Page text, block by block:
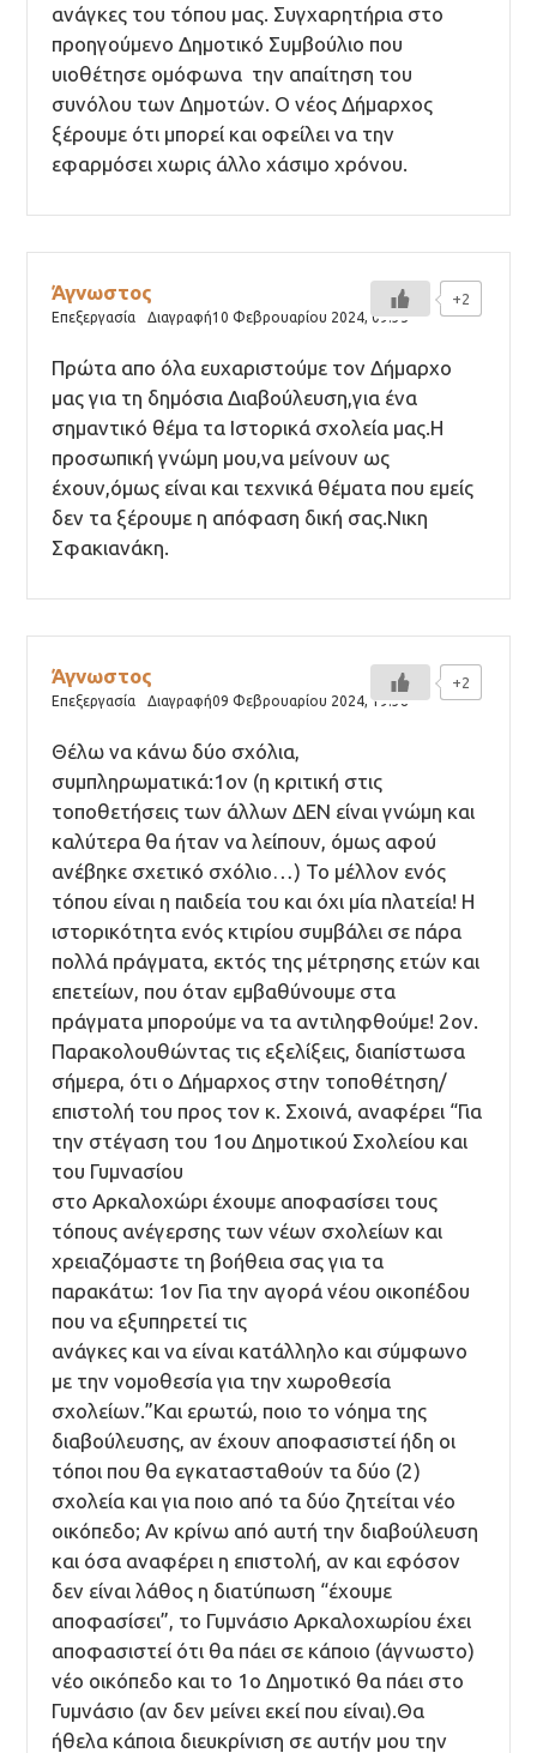
ανάγκες του τόπου μας. Συγχαρητήρια στο
προηγούμενο Δημοτικό Συμβούλιο που
υιοθέτησε ομόφωνα την απαίτηση του
συνόλου των Δημοτών. Ο νέος Δήμαρχος
ξέρουμε ότι μπορεί και οφείλει να την
εφαρμόσει χωρις άλλο χάσιμο χρόνου.
Άγνωστος
Επεξεργασία Διαγραφή10 Φεβρουαρίου 2024,09:35
Πρώτα απο όλα ευχαριστούμε τον Δήμαρχο
μας για τη δημόσια Διαβούλευση,για ένα
σημαντικό θέμα τα Ιστορικά σχολεία μας.Η
προσωπική γνώμη μου,να μείνουν ως
έχουν,όμως είναι και τεχνικά θέματα που εμείς
δεν τα ξέρουμε η απόφαση δική σας.Νικη
Σφακιανάκη.
+2
Άγνωστος
Επεξεργασία Διαγραφή09 Φεβρουαρίου 2024,19:38
Θέλω να κάνω δύο σχόλια,
συμπληρωματικά:1ον (η κριτική στις
τοποθετήσεις των άλλων ΔΕΝ είναι γνώμη και
καλύτερα θα ήταν να λείπουν, όμως αφού
ανέβηκε σχετικό σχόλιο…) Το μέλλον ενός
τόπου είναι η παιδεία του και όχι μία πλατεία! Η
ιστορικότητα ενός κτιρίου συμβάλει σε πάρα
πολλά πράγματα, εκτός της μέτρησης ετών και
επετείων, που όταν εμβαθύνουμε στα
πράγματα μπορούμε να τα αντιληφθούμε! 2ον.
Παρακολουθώντας τις εξελίξεις, διαπίστωσα
σήμερα, ότι ο Δήμαρχος στην τοποθέτηση/
επιστολή του προς τον κ. Σχοινά, αναφέρει “Για
την στέγαση του 1ου Δημοτικού Σχολείου και
του Γυμνασίου
στο Αρκαλοχώρι έχουμε αποφασίσει τους
τόπους ανέγερσης των νέων σχολείων και
χρειαζόμαστε τη βοήθεια σας για τα
παρακάτω: 1ον Για την αγορά νέου οικοπέδου
που να εξυπηρετεί τις
ανάγκες και να είναι κατάλληλο και σύμφωνο
με την νομοθεσία για την χωροθεσία
σχολείων.”Και ερωτώ, ποιο το νόημα της
διαβούλευσης, αν έχουν αποφασιστεί ήδη οι
τόποι που θα εγκατασταθούν τα δύο (2)
σχολεία και για ποιο από τα δύο ζητείται νέο
οικόπεδο; Αν κρίνω από αυτή την διαβούλευση
και όσα αναφέρει η επιστολή, αν και εφόσον
δεν είναι λάθος η διατύπωση “έχουμε
αποφασίσει”, το Γυμνάσιο Αρκαλοχωρίου έχει
αποφασιστεί ότι θα πάει σε κάποιο (άγνωστο)
νέο οικόπεδο και το 1ο Δημοτικό θα πάει στο
Γυμνάσιο (αν δεν μείνει εκεί που είναι).Θα
ήθελα κάποια διευκρίνιση σε αυτήν μου την
+2